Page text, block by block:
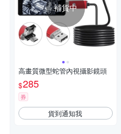
補貨中
高畫質微型蛇管內視攝影鏡頭
$285
券
貨到通知我